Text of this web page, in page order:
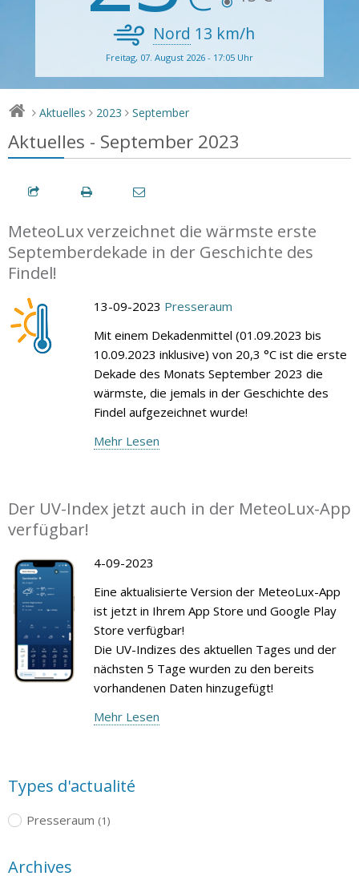
Nord 13 km/h
Freitag, 07. August 2026 - 17:05 Uhr
> Aktuelles > 2023 > September
Aktuelles - September 2023
MeteoLux verzeichnet die wärmste erste
Septemberdekade in der Geschichte des
Findel!
13-09-2023 Presseraum
Mit einem Dekadenmittel (01.09.2023 bis
10.09.2023 inklusive) von 20,3 °C ist die erste
Dekade des Monats September 2023 die
wärmste, die jemals in der Geschichte des
Findel aufgezeichnet wurde!
Mehr Lesen
Der UV-Index jetzt auch in der MeteoLux-App
verfügbar!
4-09-2023
Eine aktualisierte Version der MeteoLux-App
ist jetzt in Ihrem App Store und Google Play
Store verfügbar!
Die UV-Indizes des aktuellen Tages und der
nächsten 5 Tage wurden zu den bereits
vorhandenen Daten hinzugefügt!
Mehr Lesen
Types d'actualité
Presseraum (1)
Archives